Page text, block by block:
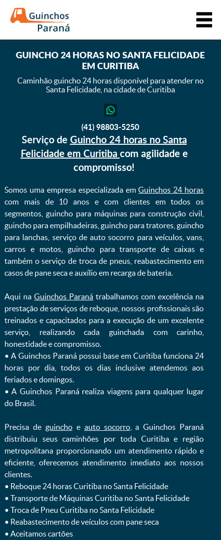
GUINCHO 24 HORAS NO SANTA FELICIDADE
EM CURITIBA
Caminhão guincho 24 horas disponível para atender no
Santa Felicidade, na cidade de Curitiba
(41) 98803-5250
Serviço de Guincho 24 horas no Santa
Felicidade em Curitiba com agilidade e
compromisso!
Somos uma empresa especializada emGuinchos 24 horas
com mais de 10 anos e com clientes em todos os
segmentos, guincho para máquinas para construção civil,
guincho para empilhadeiras, guincho para tratores, guincho
para lanchas, serviço de auto socorro para veículos, vans,
carros e motos, guincho para transporte de caixas e
também o serviço de troca de pneus, reabastecimento em
casos de pane seca e auxílio em recarga de bateria. ㅤㅤ
Aqui naGuinchos Paraná trabalhamos com excelência na
prestação de serviços de reboque, nossos profissionais são
treinados e capacitados para a execução de um excelente
serviço, realizando cada guinchada com carinho,
honestidade e compromisso.
ㅤㅤ• A Guinchos Paraná possui base em Curitiba funciona 24
horas por dia, todos os dias inclusive atendemos aos
feriados e domingos.
ㅤㅤ• A Guinchos Paraná realiza viagens para qualquer lugar
do Brasil.
Precisa de guinchoe auto socorro, a Guinchos Paraná
distribuiu seus caminhões por toda Curitiba e região
metropolitana proporcionando um atendimento rápido e
eficiente, oferecemos atendimento imediato aos nossos
clientes.
ㅤㅤ• Reboque 24 horas Curitiba no Santa Felicidade
ㅤㅤ• Transporte de Máquinas Curitiba no Santa Felicidade
ㅤㅤ• Troca de Pneu Curitiba no Santa Felicidade
ㅤㅤ• Reabastecimento de veículos com pane seca
ㅤㅤ• Aceitamos cartões